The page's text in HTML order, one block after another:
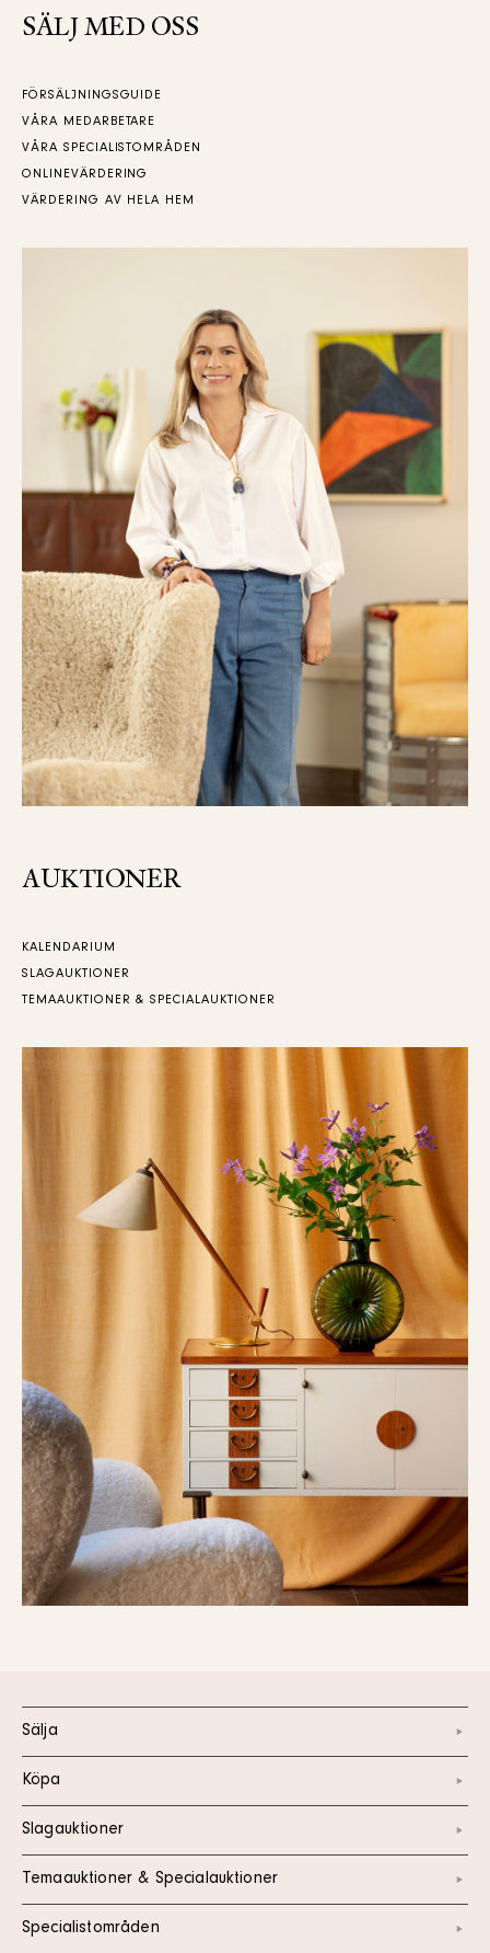
SÄLJ MED OSS
FÖRSÄLJNINGSGUIDE
VÅRA MEDARBETARE
VÅRA SPECIALISTOMRÅDEN
ONLINEVÄRDERING
VÄRDERING AV HELA HEM
AUKTIONER
KALENDARIUM
SLAGAUKTIONER
TEMAAUKTIONER & SPECIALAUKTIONER
Sälja
Köpa
Slagauktioner
Temaauktioner & Specialauktioner
Specialistområden